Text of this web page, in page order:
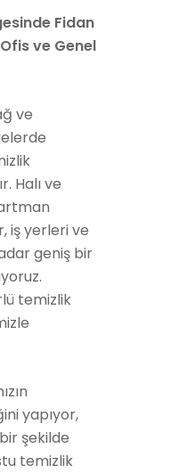
Fidan
ve Genel
ve
Halı ve
iş yerleri ve
geniş bir
temizlik
yapıyor,
şekilde
temizlik